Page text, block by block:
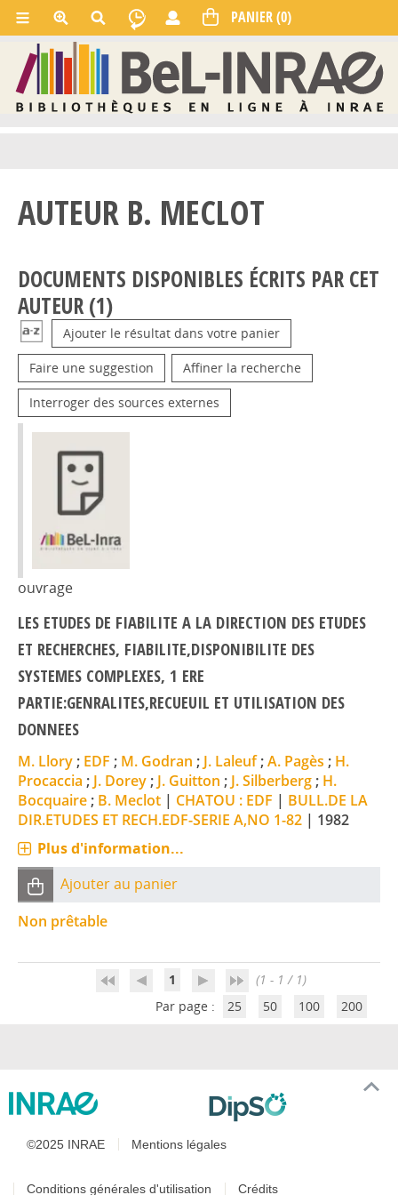
AUTEUR B. MECLOT
DOCUMENTS DISPONIBLES ÉCRITS PAR CET
AUTEUR (1)
Ajouter le résultat dans votre panier
Faire une suggestion Affiner la recherche
Interroger des sources externes
ouvrage
LES ETUDES DE FIABILITE A LA DIRECTION DES ETUDES
ET RECHERCHES, FIABILITE,DISPONIBILITE DES
SYSTEMES COMPLEXES, 1 ERE
PARTIE:GENRALITES,RECUEUIL ET UTILISATION DES
DONNEES
M. Llory ; EDF ; M. Godran ; J. Laleuf;A. Pagès ; H.
Procaccia ; J. Dorey ; J. Guitton ; J. Silberberg ; H.
Bocquaire ; B. Meclot | CHATOU : EDF | BULL.DE LA
DIR.ETUDES ET RECH.EDF-SERIE A,NO 1-82 | 1982
Plus d'information...
Ajouter au panier
Non prêtable
1
(1 - 1 / 1)
Par page :
25 50 100 200
©2025 INRAE Mentions légales
Conditions générales d'utilisation Crédits